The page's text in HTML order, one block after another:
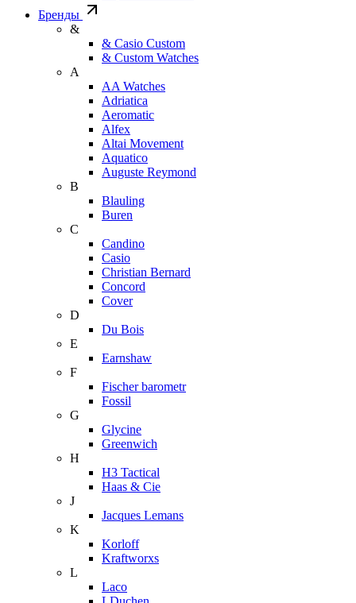
Бренды
&
& Casio Custom
& Custom Watches
A
AA Watches
Adriatica
Aeromatic
Alfex
Altai Movement
Aquatico
Auguste Reymond
B
Blauling
Buren
C
Candino
Casio
Christian Bernard
Concord
Cover
D
Du Bois
E
Earnshaw
F
Fischer barometr
Fossil
G
Glycine
Greenwich
H
H3 Tactical
Haas & Cie
J
Jacques Lemans
K
Korloff
Kraftworxs
L
Laco